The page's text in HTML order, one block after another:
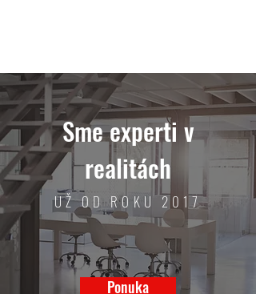
Sme experti v
realitách
UŽ OD ROKU 2017
Ponuka